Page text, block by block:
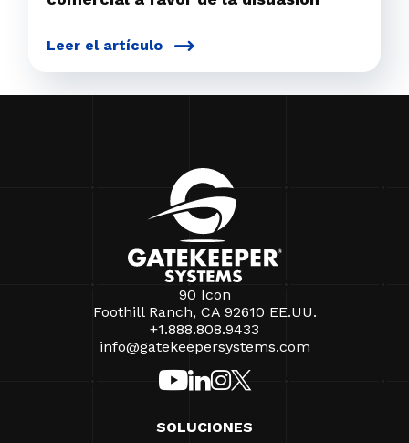
Leer el artículo
90 Icon
Foothill Ranch, CA 92610 EE.UU.
+1.888.808.9433
info@gatekeepersystems.com
SOLUCIONES